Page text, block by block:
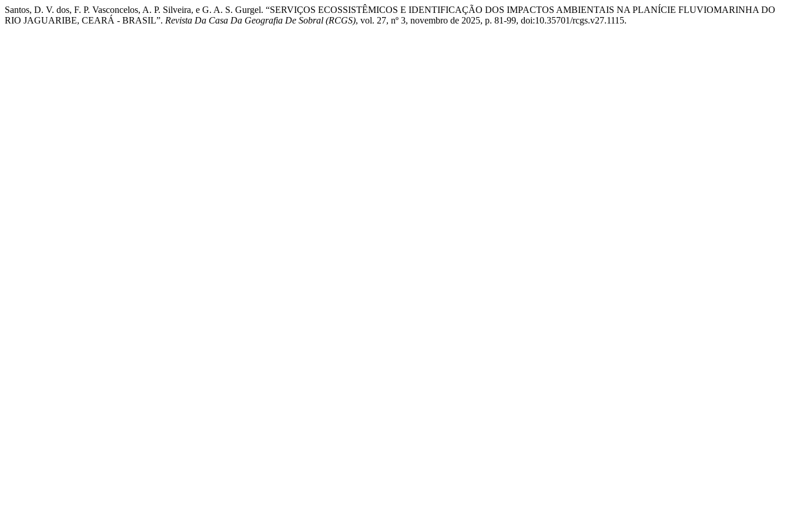
Santos, D. V. dos, F. P. Vasconcelos, A. P. Silveira, e G. A. S. Gurgel. “SERVIÇOS ECOSSISTÊMICOS E IDENTIFICAÇÃO DOS IMPACTOS AMBIENTAIS NA PLANÍCIE FLUVIOMARINHA DO
RIO JAGUARIBE, CEARÁ - BRASIL”. Revista Da Casa Da Geografia De Sobral (RCGS), vol. 27, nº 3, novembro de 2025, p. 81-99, doi:10.35701/rcgs.v27.1115.